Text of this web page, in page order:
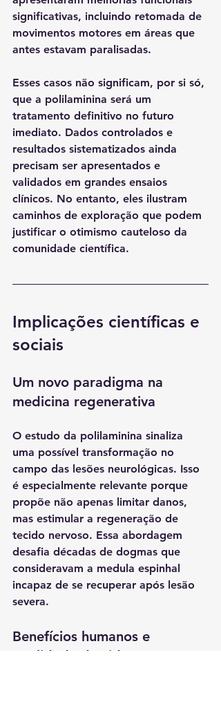
significativas, incluindo retomada de
movimentos motores em áreas que
antes estavam paralisadas.
Esses casos não significam, por si só,
que a polilaminina será um
tratamento definitivo no futuro
imediato. Dados controlados e
resultados sistematizados ainda
precisam ser apresentados e
validados em grandes ensaios
clínicos. No entanto, eles ilustram
caminhos de exploração que podem
justificar o otimismo cauteloso da
comunidade científica.
Implicações científicas e
sociais
Um novo paradigma na
medicina regenerativa
O estudo da polilaminina sinaliza
uma possível transformação no
campo das lesões neurológicas. Isso
é especialmente relevante porque
propõe não apenas limitar danos,
mas estimular a regeneração de
tecido nervoso. Essa abordagem
desafia décadas de dogmas que
consideravam a medula espinhal
incapaz de se recuperar após lesão
severa.
Benefícios humanos e
qualidade de vida